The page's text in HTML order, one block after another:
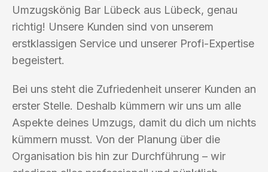
Umzugskönig Bar Lübeck aus Lübeck, genau
richtig! Unsere Kunden sind von unserem
erstklassigen Service und unserer Profi-Expertise
begeistert.
Bei uns steht die Zufriedenheit unserer Kunden an
erster Stelle. Deshalb kümmern wir uns um alle
Aspekte deines Umzugs, damit du dich um nichts
kümmern musst. Von der Planung über die
Organisation bis hin zur Durchführung – wir